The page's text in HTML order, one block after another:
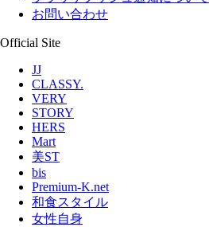
お問い合わせ
Official Site
JJ
CLASSY.
VERY
STORY
HERS
Mart
美ST
bis
Premium-K.net
和食スタイル
女性自身